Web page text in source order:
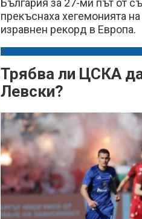
България за 27-ми път от
прекъснаха хегемонията
изравнен рекорд в Европа.
Трябва ли ЦСКА
Левски?